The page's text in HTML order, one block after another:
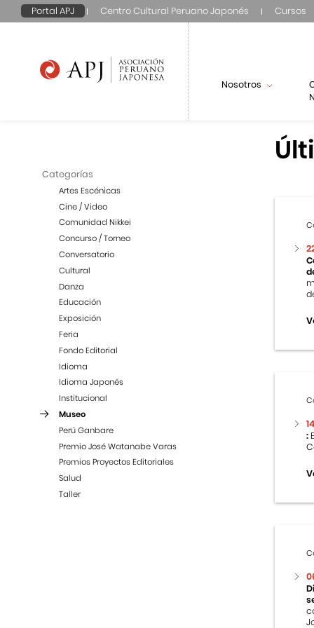
Portal APJ Centro Cultural Peruano Japonés Cursos
Nosotros
Categorías
Artes Escénicas
Cine / Video
Comunidad Nikkei
Concurso / Torneo
Conversatorio
Cultural
Danza
Educación
Exposición
Feria
Fondo Editorial
Idioma
Idioma Japonés
Institucional
Museo
Perú Ganbare
Premio José Watanabe Varas
Premios Proyectos Editoriales
Salud
Taller
: